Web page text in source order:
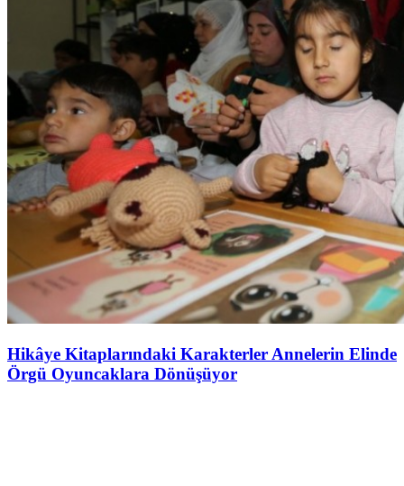
Hikâye Kitaplarındaki Karakterler Annelerin Elinde
Örgü Oyuncaklara Dönüşüyor